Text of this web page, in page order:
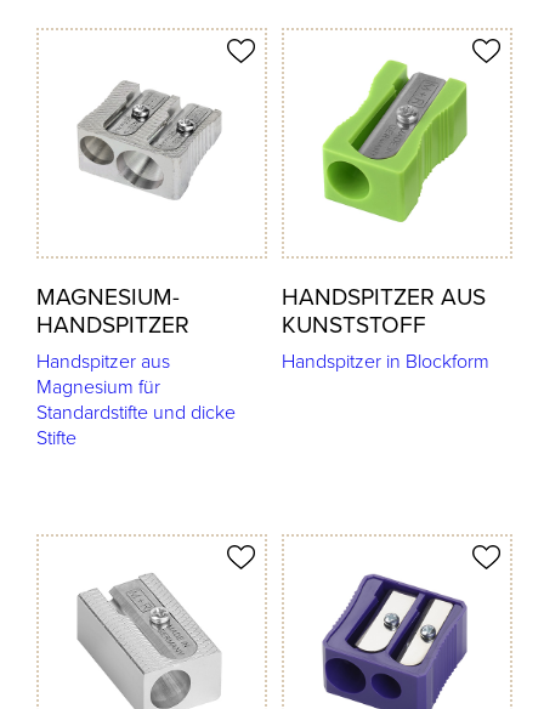
MAGNESIUM-
HANDSPITZER
Handspitzer aus
Magnesium für
Standardstifte und dicke
Stifte
merken
HANDSPITZER AUS
KUNSTSTOFF
Handspitzer in Blockform
Produkt merken
merken Produkt merken